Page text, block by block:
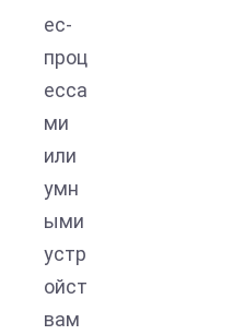
ес-
проц
есса
ми
или
умн
ыми
устр
ойст
вам